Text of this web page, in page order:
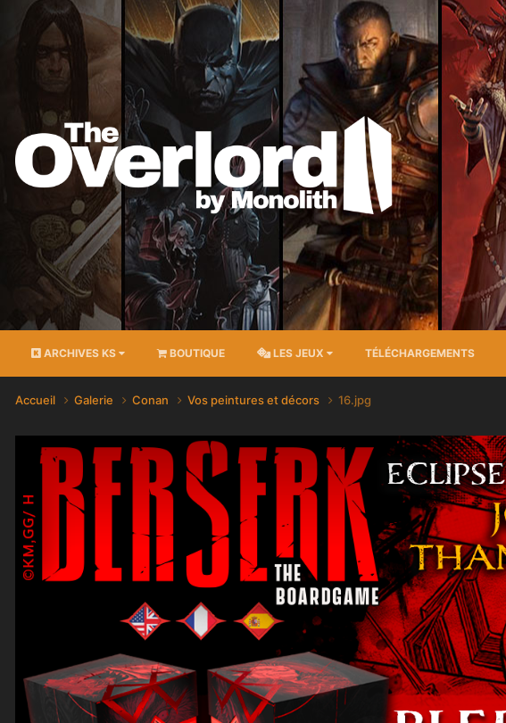
ARCHIVES KS BOUTIQUE LES JEUX TÉLÉCHARGEMENTS
Accueil Galerie Conan Vos peintures et décors 16.jpg